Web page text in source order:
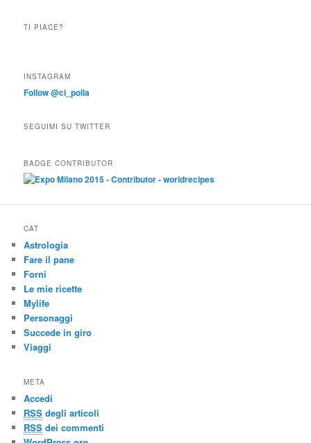
TI PIACE?
INSTAGRAM
Follow @ci_polla
SEGUIMI SU TWITTER
BADGE CONTRIBUTOR
CAT
Astrologia
Fare il pane
Forni
Le mie ricette
Mylife
Personaggi
Succede in giro
Viaggi
META
Accedi
RSS degli articoli
RSS dei commenti